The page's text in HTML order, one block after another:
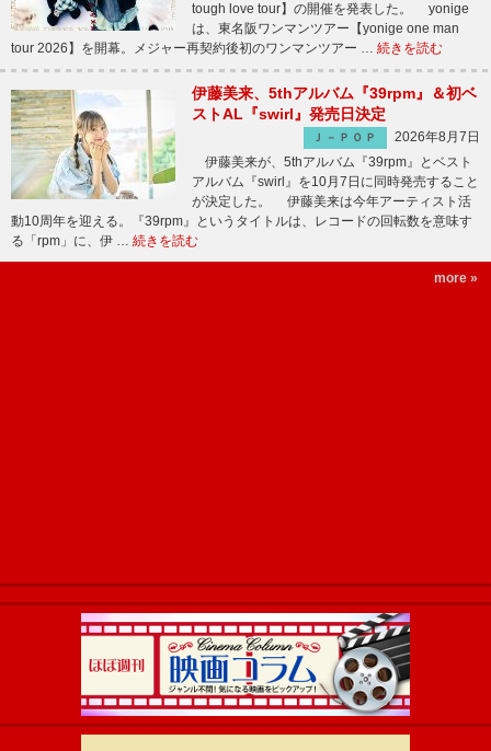
tough love tour】の開催を発表した。 yonige
は、東名阪ワンマンツアー【yonige one man
tour 2026】を開幕。メジャー再契約後初のワンマンツアー … 続きを読む
伊藤美来、5thアルバム『39rpm』＆初ベ
ストAL『swirl』発売日決定
Ｊ－ＰＯＰ
2026年8月7日
伊藤美来が、5thアルバム『39rpm』とベスト
アルバム『swirl』を10月7日に同時発売すること
が決定した。 伊藤美来は今年アーティスト活
動10周年を迎える。『39rpm』というタイトルは、レコードの回転数を意味す
る「rpm」に、伊 … 続きを読む
more »